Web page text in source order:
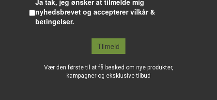
Ja tak, jeg ønsker at tilmelde mig
nyhedsbrevet og accepterer vilkår &
betingelser.
Tilmeld
Vær den første til at få besked om nye produkter,
kampagner og eksklusive tilbud